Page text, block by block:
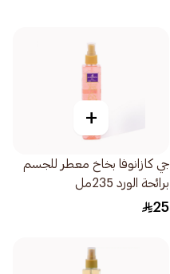
+
جي كازانوفا بخاخ معطر للجسم
برائحة الورد 235مل
25